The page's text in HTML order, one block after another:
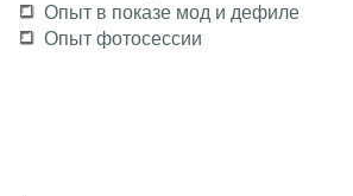
Опыт в показе мод и дефиле
Опыт фотосессии